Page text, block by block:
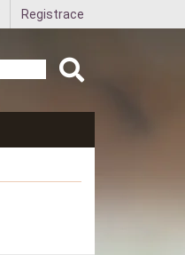
Registrace